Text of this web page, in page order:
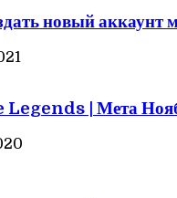
новый аккаунт
| Мета